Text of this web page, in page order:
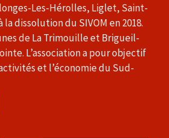
Les-Hérolles, Liglet, Saint-
dissolution du SIVOM en 2018.
de La Trimouille et Brigueil-
L’association a pour objectif
et l’économie du Sud-